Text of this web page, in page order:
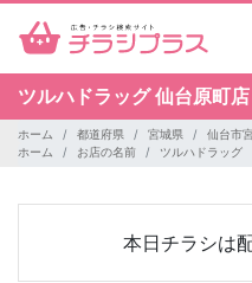
ツルハドラッグ仙台原町店
ホーム 都道府県 宮城県
仙台市
ホーム
お店の名前 ツルハドラッグ
本日チラシは